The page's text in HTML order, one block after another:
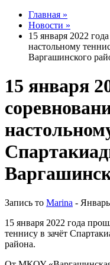
Главная »
Новости »
15 января 2022
настольному
Варгашинского
15 января
Запись то Marina -
15 января 2022 года
теннису в зачёт
района.